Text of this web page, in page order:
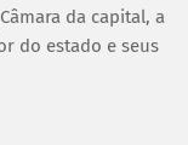
da capital, a
do estado e seus